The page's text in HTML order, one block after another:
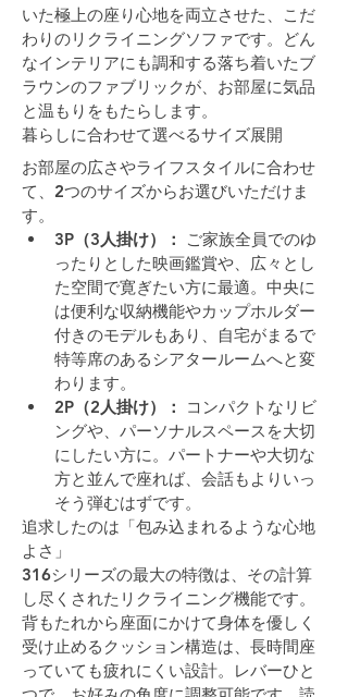
いた極上の座り心地を両立させた、こだ
わりのリクライニングソファです。どん
なインテリアにも調和する落ち着いたブ
ラウンのファブリックが、お部屋に気品
と温もりをもたらします。
暮らしに合わせて選べるサイズ展開
お部屋の広さやライフスタイルに合わせ
て、2つのサイズからお選びいただけま
す。
3P（3人掛け）：
ご家族全員でのゆ
ったりとした映画鑑賞や、広々とし
た空間で寛ぎたい方に最適。中央に
は便利な収納機能やカップホルダー
付きのモデルもあり、自宅がまるで
特等席のあるシアタールームへと変
わります。
2P（2人掛け）：
コンパクトなリビ
ングや、パーソナルスペースを大切
にしたい方に。パートナーや大切な
方と並んで座れば、会話もよりいっ
そう弾むはずです。
追求したのは「包み込まれるような心地
よさ」
316シリーズの最大の特徴は、その計算
し尽くされたリクライニング機能です。
背もたれから座面にかけて身体を優しく
受け止めるクッション構造は、長時間座
っていても疲れにくい設計。レバーひと